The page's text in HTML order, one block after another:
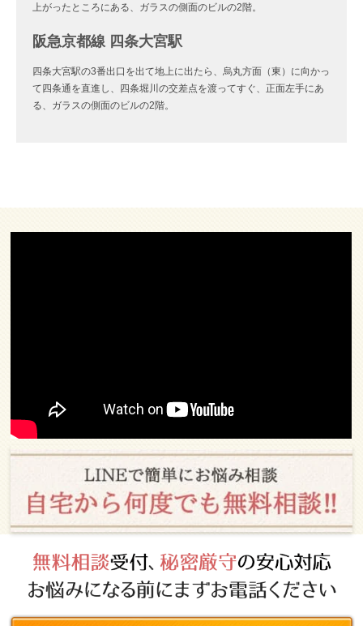
上がったところにある、ガラスの側面のビルの2階。
阪急京都線 四条大宮駅
四条大宮駅の3番出口を出て地上に出たら、烏丸方面（東）に向かっ
て四条通を直進し、四条堀川の交差点を渡ってすぐ、正面左手にあ
る、ガラスの側面のビルの2階。